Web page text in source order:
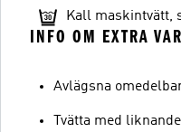
Kall maskintvätt,
INFO OM EXTRA
Avlägsna
Tvätta med